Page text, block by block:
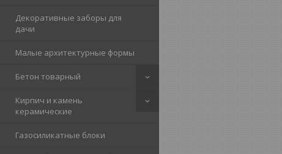
Декоративные заборы для
дачи
Малые архитектурные формы
Бетон товарный
Кирпич и камень
керамические
Газосиликатные блоки